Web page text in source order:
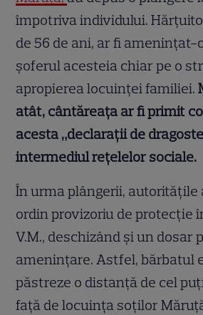
împotriva individului.
de 56 de ani, ar fi amenințat-
șoferul acesteia chiar pe o
apropierea locuinței familiei.
atât, cântăreața ar fi primit
acesta „declarații de
intermediul rețelelor sociale.
În urma plângerii, autoritățile
ordin provizoriu de protecție
V.M., deschizând și un dosar
amenințare. Astfel, bărbatul
păstreze o distanță de cel
față de locuința soților